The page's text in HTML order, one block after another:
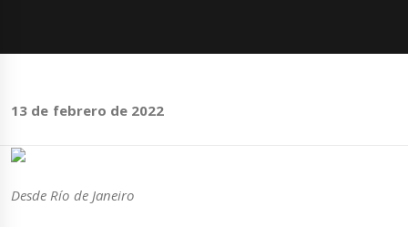
13 de febrero de 2022
Desde Río de Janeiro